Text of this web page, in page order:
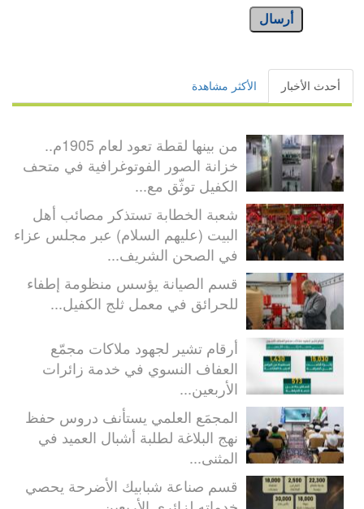
أرسال
أحدث الأخبار الأكثر مشاهدة
من بينها لقطة تعود لعام 1905م..
خزانة الصور الفوتوغرافية في متحف
الكفيل توثّق مع...
شعبة الخطابة تستذكر مصائب أهل
البيت (عليهم السلام) عبر مجلس عزاء
في الصحن الشريف...
قسم الصيانة يؤسس منظومة إطفاء
للحرائق في معمل ثلج الكفيل...
أرقام تشير لجهود ملاكات مجمّع
العفاف النسوي في خدمة زائرات
الأربعين...
المجمَع العلمي يستأنف دروس حفظ
نهج البلاغة لطلبة أشبال العميد في
المثنى...
قسم صناعة شبابيك الأضرحة يحصي